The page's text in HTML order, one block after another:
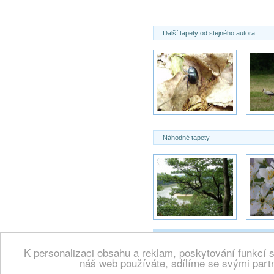
K personalizaci obsahu a reklam, poskytování
náš web používáte, sdílíme se svými
Další tapety od stejného autora
Náhodné tapety
Copyright 2000 -Wallpaper.cz,